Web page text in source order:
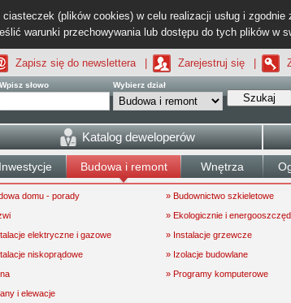
(plików cookies) w celu realizacji usług i zgodnie
warunki przechowywania lub dostępu do tych plików w
Zapisz się do newslettera Zarejestruj się
Wpisz słowo Wybierz dział
Szukaj
Katalog deweloperów
Inwestycje Budowa i remont Wnętrza
domu - porady » Budownictwo szkieletowe
» Ekologicznie i
elektryczne i gazowe » Instalacje grzewcze
niskoprądowe » Izolacje budowlane
» Programy komputerowe
i elewacje